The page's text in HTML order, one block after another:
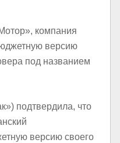
компания
версию
под названием
подтвердила, что
версию своего